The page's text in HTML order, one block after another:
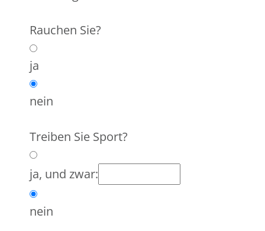
Rauchen Sie?
ja
nein
Treiben Sie Sport?
ja, und zwar:
nein